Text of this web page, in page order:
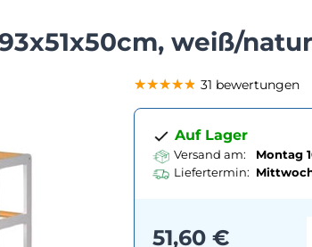
weiß/
★★★★★
★★★★★
★★★★★ 31 bewertungen
Auf Lager
Versand am:
Montag
Liefertermin:
51,60 €